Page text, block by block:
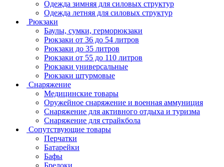
Одежда зимняя для силовых структур
Одежда летняя для силовых структур
Рюкзаки
Баулы, сумки, герморюкзаки
Рюкзаки от 36 до 54 литров
Рюкзаки до 35 литров
Рюкзаки от 55 до 110 литров
Рюкзаки универсальные
Рюкзаки штурмовые
Снаряжение
Медицинские товары
Оружейное снаряжение и военная аммуниция
Снаряжение для активного отдыха и туризма
Снаряжение для страйкбола
Сопутствующие товары
Перчатки
Батарейки
Бафы